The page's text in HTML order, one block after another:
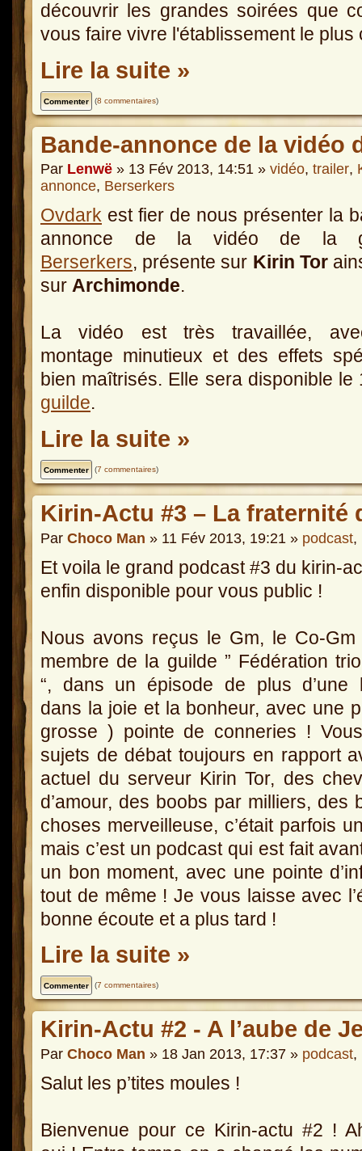
découvrir les grandes soirées que
vous faire vivre l'établissement le
Lire la suite »
(8 commentaires)
Bande-annonce de la vidéo
Par Lenwë » 13 Fév 2013, 14:51 » vidéo, trailer,
annonce, Berserkers
Ovdark est fier de nous présenter la
annonce de la vidéo de la
Berserkers, présente sur Kirin Tor
sur Archimonde.
La vidéo est très travaillée,
montage minutieux et des effets
bien maîtrisés. Elle sera disponible
guilde.
Lire la suite »
(7 commentaires)
Kirin-Actu #3 – La fraternité
Par Choco Man » 11 Fév 2013, 19:21 » podcast,
Et voila le grand podcast #3 du kirin-
enfin disponible pour vous public !
Nous avons reçus le Gm, le Co-
membre de la guilde ” Fédération
“, dans un épisode de plus d’une
dans la joie et la bonheur, avec une
grosse ) pointe de conneries !
sujets de débat toujours en rapport
actuel du serveur Kirin Tor, des
d’amour, des boobs par milliers, des
choses merveilleuse, c’était parfois
mais c’est un podcast qui est fait
un bon moment, avec une pointe
tout de même ! Je vous laisse avec
bonne écoute et a plus tard !
Lire la suite »
(7 commentaires)
Kirin-Actu #2 - A l’aube de
Par Choco Man » 18 Jan 2013, 17:37 » podcast,
Salut les p’tites moules !
Bienvenue pour ce Kirin-actu #2 !